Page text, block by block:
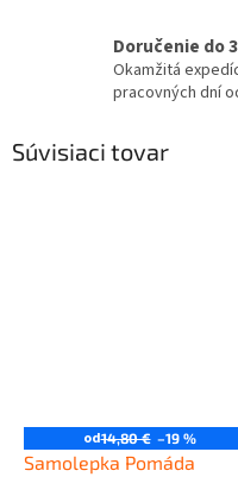
Doručenie do
Okamžitá
pracovných dní
Súvisiaci tovar
od14,80 € –19 %
Samolepka Pomáda